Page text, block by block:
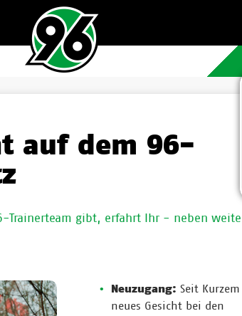
auf dem 96-
Trainerteam gibt, erfahrt Ihr - neben
Neuzugang: Seit
neues Gesicht bei den